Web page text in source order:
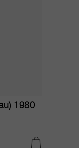
1980